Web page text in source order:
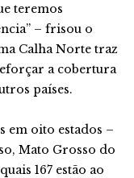
teremos
– frisou o
Calha Norte traz
a cobertura
países.
em oito estados –
Mato Grosso do
167 estão ao